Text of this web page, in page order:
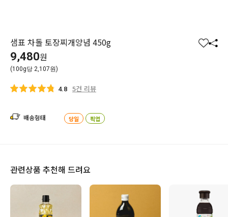
샘표 차돌 토장찌개양념 450g
찜 공
9,480원
(100g당 2,107원)
4.8 5건 리뷰
배송형태 당일 픽업
관련상품 추천해 드려요